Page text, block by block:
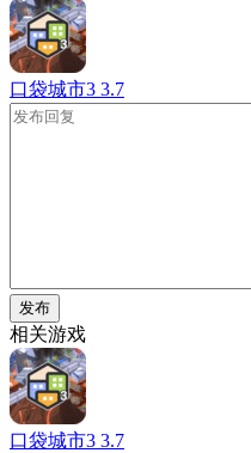
口袋城市3 3.7
发布
相关游戏
口袋城市3 3.7